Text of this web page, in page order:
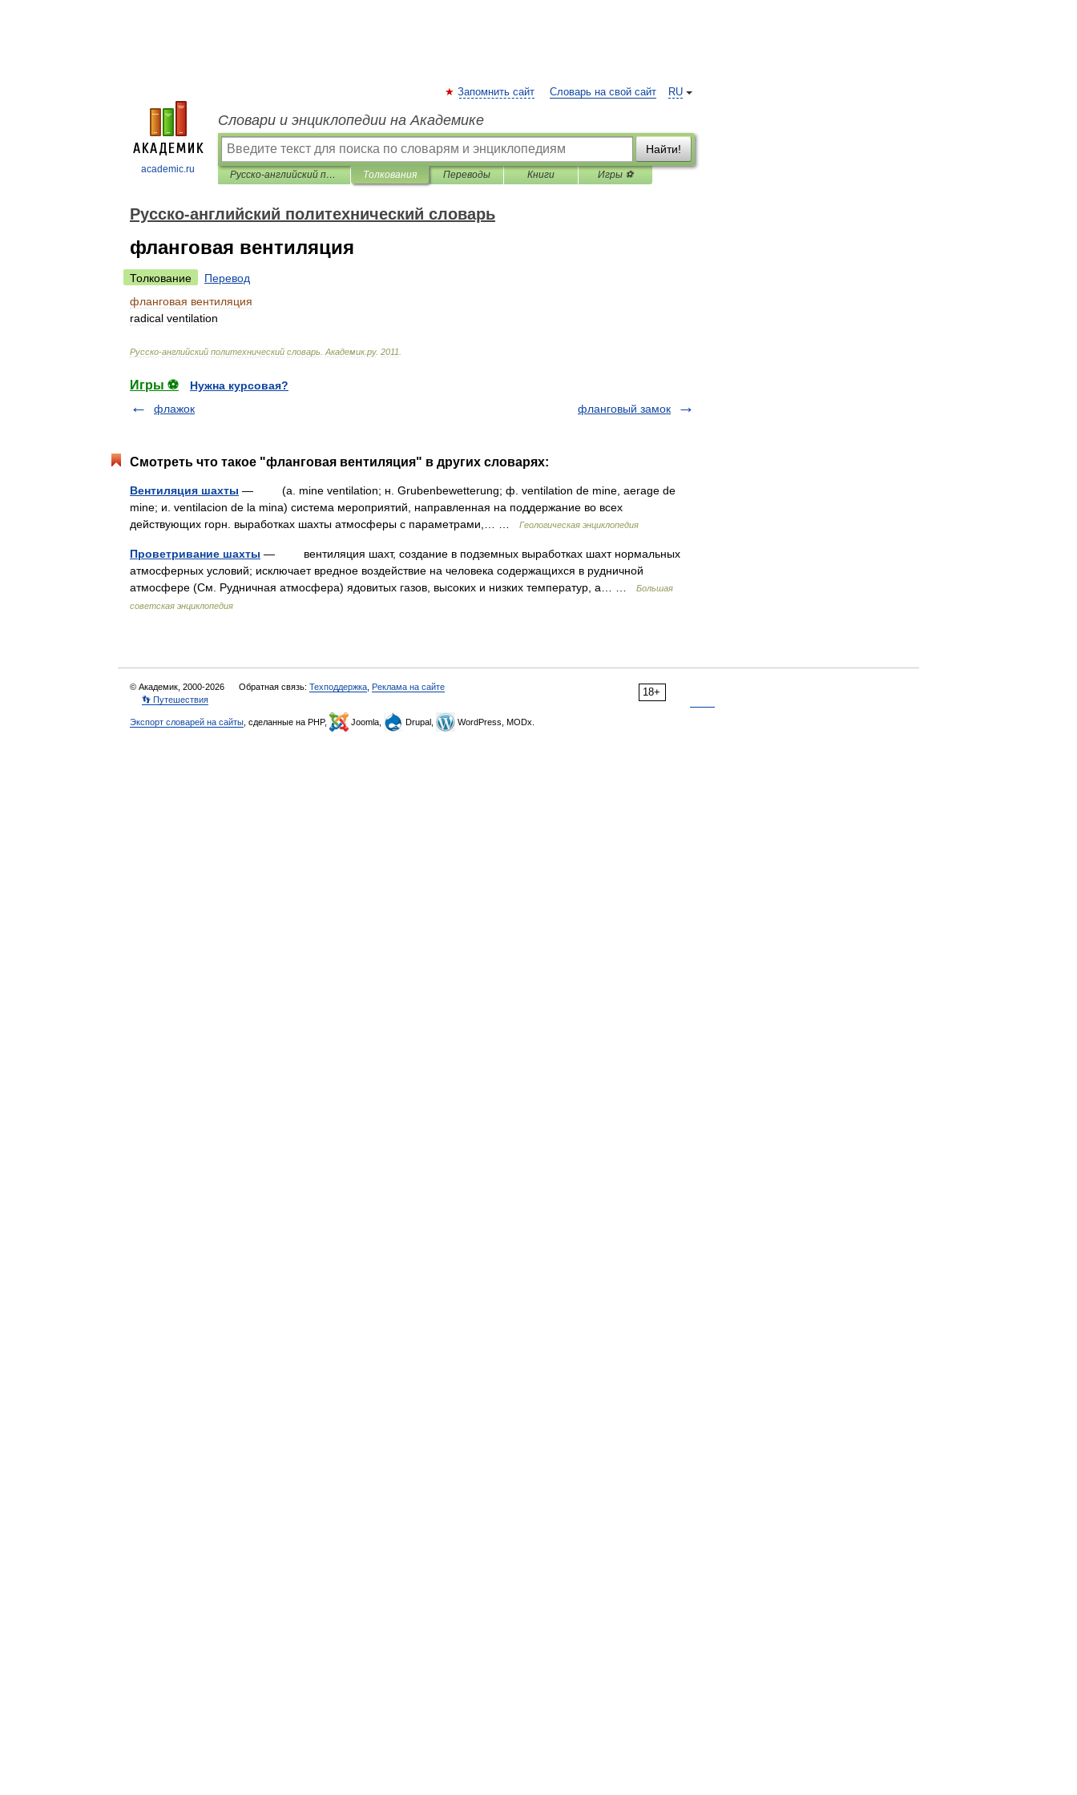
academic.ru
RU
Запомнить сайт Словарь на свой сайт
Словари и энциклопедии на Академике
Найти!
Русско-английский политехнический словарь Толкования Переводы Книги Игры ⚽
Русско-английский политехнический словарь
фланговая вентиляция
Толкование
Перевод
фланговая вентиляция
radical ventilation
Русско-английский политехнический словарь Академик.ру. 2011
Игры ⚽
Нужна курсовая?
флажок
фланговый замок
Смотреть что такое "фланговая вентиляция" в других словарях:
Вентиляция шахты — (a. mine ventilation; н. Grubenbewetterung; ф. ventilation de mine, aerage de
mine; и. ventilacion de la mina) система мероприятий, направленная на поддержание во всех
действующих горн. выработках шахты атмосферы c параметрами,… …
Геологическая энциклопедия
Проветривание шахты — вентиляция шахт, создание в подземных выработках шахт нормальных
атмосферных условий; исключает вредное воздействие на человека содержащихся в рудничной
атмосфере (См. Рудничная атмосфера) ядовитых газов, высоких и низких температур, а… …
Большая
советская энциклопедия
18+
© Академик, 2000-2026 Обратная связь: Техподдержка Реклама на сайте
👣 Путешествия
Экспорт словарей на сайты , сделанные на PHP, Joomla, Drupal, WordPress, MODx.